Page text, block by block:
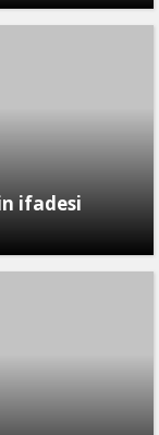
ifadesi